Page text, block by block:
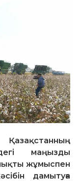
маңызды
жұмыспен
дамытуға